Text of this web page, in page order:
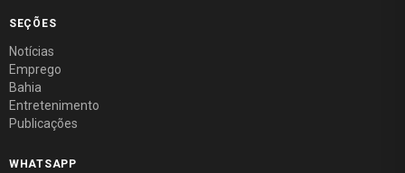
SEÇÕES
Notícias
Emprego
Bahia
Entretenimento
Publicações
WHATSAPP